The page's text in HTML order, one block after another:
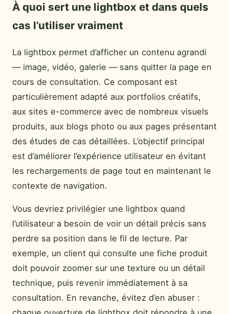
À quoi sert une lightbox et dans quels
cas l’utiliser vraiment
La lightbox permet d’afficher un contenu agrandi
— image, vidéo, galerie — sans quitter la page en
cours de consultation. Ce composant est
particulièrement adapté aux portfolios créatifs,
aux sites e-commerce avec de nombreux visuels
produits, aux blogs photo ou aux pages présentant
des études de cas détaillées. L’objectif principal
est d’améliorer l’expérience utilisateur en évitant
les rechargements de page tout en maintenant le
contexte de navigation.
Vous devriez privilégier une lightbox quand
l’utilisateur a besoin de voir un détail précis sans
perdre sa position dans le fil de lecture. Par
exemple, un client qui consulte une fiche produit
doit pouvoir zoomer sur une texture ou un détail
technique, puis revenir immédiatement à sa
consultation. En revanche, évitez d’en abuser :